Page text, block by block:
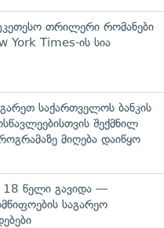
თრილერი რომანები
York Times-ის სია
საქართველოს ბანკის
შექმნილ
მიღება დაიწყო
18 წელი გავიდა —
საგარეო